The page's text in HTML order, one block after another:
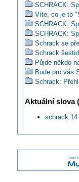
SCHRACK:
Víte, co je to
SCHRACK:
SCHRACK:
Schrack se
Schrack
Půjde někdo
Bude pro vás
Schrack:
Schrack
SCHRACK:
SCHRACK:
SCHRACK:
SCHRACK:
Aktuální slova
schrack 14